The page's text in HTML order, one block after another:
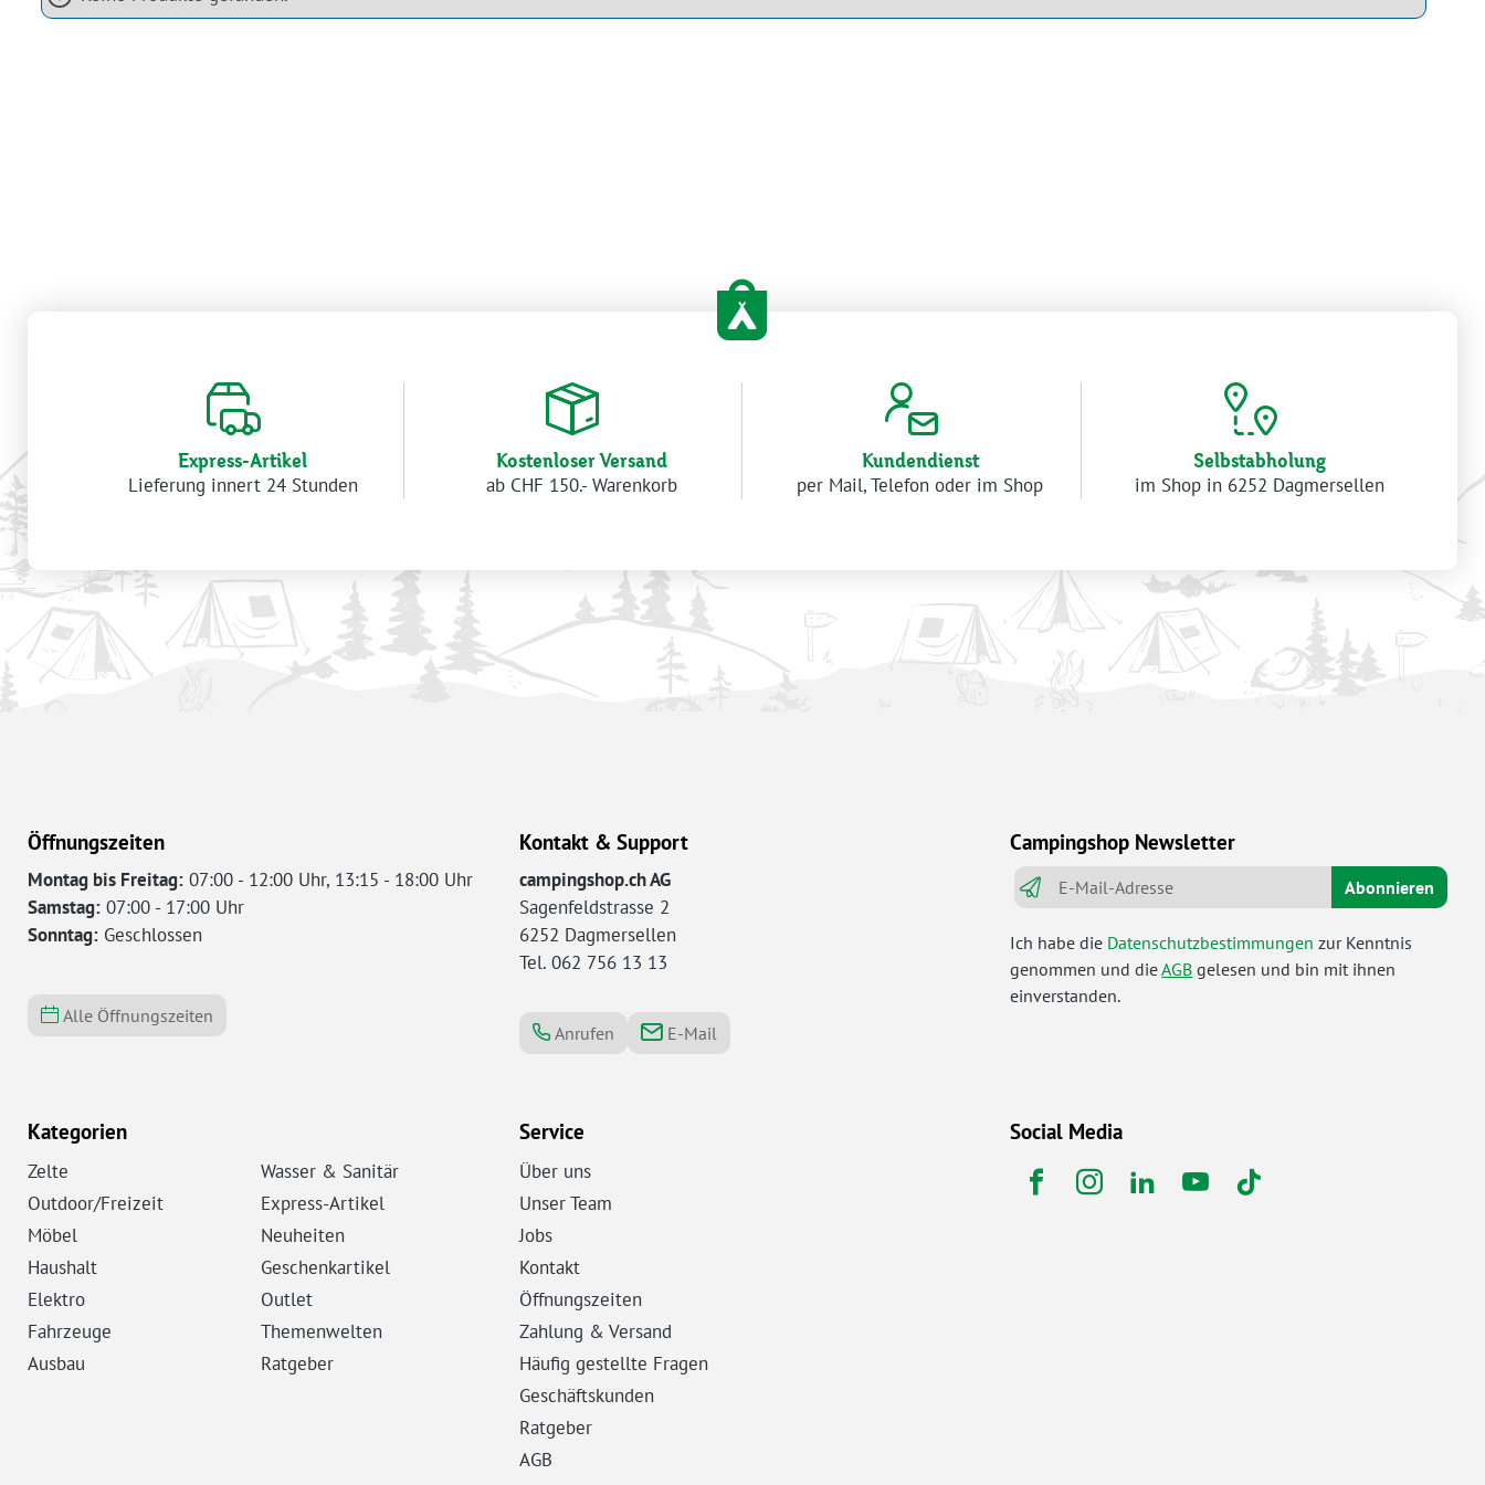
Express-Artikel
Lieferung innert 24 Stunden
Kostenloser Versand
ab CHF 150.- Warenkorb
Kundendienst
per Mail, Telefon oder im Shop
Selbstabholung
im Shop in 6252 Dagmersellen
Öffnungszeiten
Montag bis Freitag: 07:00 - 12:00 Uhr, 13:15 - 18:00 Uhr
Samstag: 07:00 - 17:00 Uhr
Sonntag: Geschlossen
Alle Öffnungszeiten
Kontakt & Support
campingshop.ch AG
Sagenfeldstrasse 2
6252 Dagmersellen
Tel. 062 756 13 13
Anrufen E-Mail
Campingshop Newsletter
Abonnieren
Ich habe die Datenschutzbestimmungen zur Kenntnis
genommen und dieAGB gelesen und bin mit ihnen
einverstanden.
Kategorien
Zelte
Outdoor/Freizeit
Möbel
Haushalt
Elektro
Fahrzeuge
Ausbau
Wasser & Sanitär
Express-Artikel
Neuheiten
Geschenkartikel
Outlet
Themenwelten
Ratgeber
Service
Über uns
Unser Team
Jobs
Kontakt
Öffnungszeiten
Zahlung & Versand
Häufig gestellte Fragen
Geschäftskunden
Ratgeber
AGB
Social Media